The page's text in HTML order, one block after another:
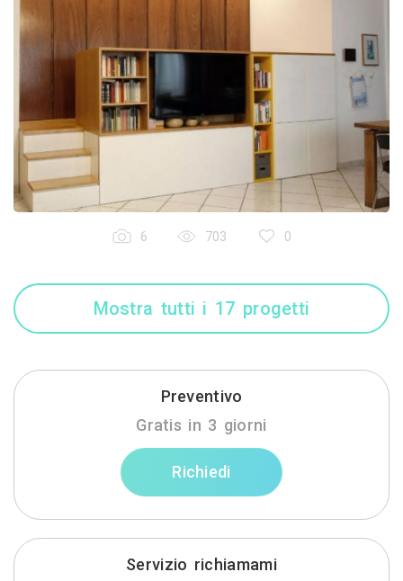
6 703 0
Mostra tutti i 17 progetti
Preventivo
Gratis in 3 giorni
Richiedi
Servizio richiamami